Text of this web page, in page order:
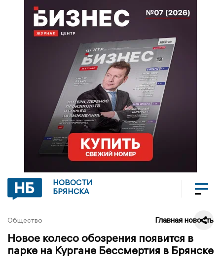
НОВОСТИ
БРЯНСКА
Общество Главная новость
Новое колесо обозрения появится в
парке на Кургане Бессмертия в Брянске